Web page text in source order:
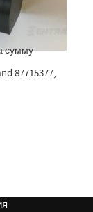
сумму
87715377,